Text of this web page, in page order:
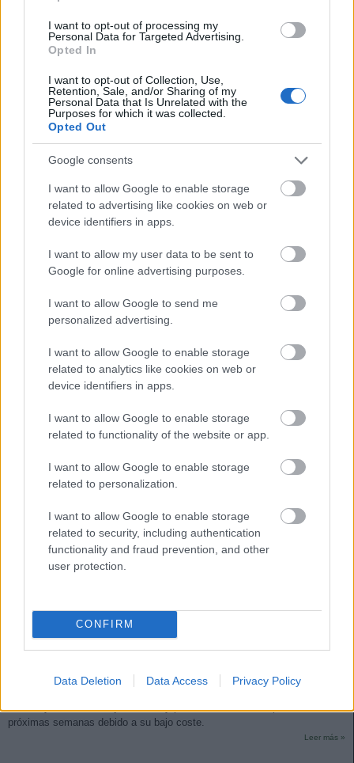
I want to opt-out of processing my
Personal Data for Targeted Advertising.
Opted In
I want to opt-out of Collection, Use,
Retention, Sale, and/or Sharing of my
Personal Data that Is Unrelated with the
Purposes for which it was collected.
Opted Out
Google consents
I want to allow Google to enable storage
related to advertising like cookies on web or
device identifiers in apps.
I want to allow my user data to be sent to
Google for online advertising purposes.
I want to allow Google to send me
personalized advertising.
I want to allow Google to enable storage
related to analytics like cookies on web or
device identifiers in apps.
I want to allow Google to enable storage
related to functionality of the website or app.
I want to allow Google to enable storage
related to personalization.
I want to allow Google to enable storage
related to security, including authentication
functionality and fraud prevention, and other
user protection.
CONFIRM
Data Deletion Data Access Privacy Policy
Análisis: Pacheta, nuevo entrenador del Huesca
13. enero 2021 Por
El Huesca destituyó a Michel e hizo oficial la contratación de Pacheta
como nuevo entrenador hasta final de temporada. ¿Cómo juegan los
Leer más »
¡A pujar! Cinco jugadores rentables tras la jornada 14
viernes y sábado de la jornada 14 y pueden ser rentables para las
próximas semanas debido a su bajo coste.
Leer más »